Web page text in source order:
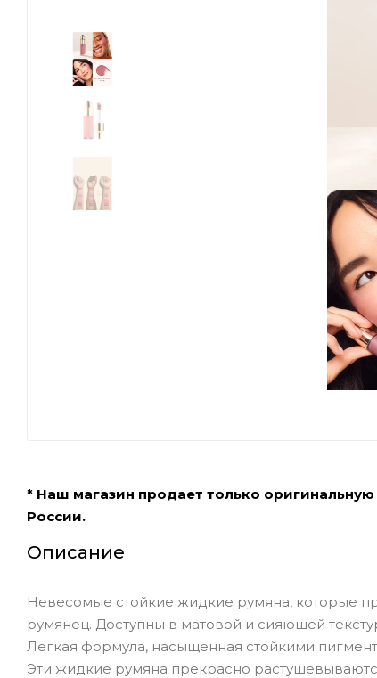
* Наш магазин продает только
России.
Описание
Невесомые стойкие жидкие румяна, которые
румянец. Доступны в матовой и сияющей
Легкая формула, насыщенная стойкими
Эти жидкие румяна прекрасно